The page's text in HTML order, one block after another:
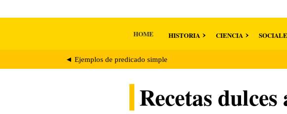
HOME HISTORIA CIENCIA
◄ Ejemplos de predicado simple
Recetas